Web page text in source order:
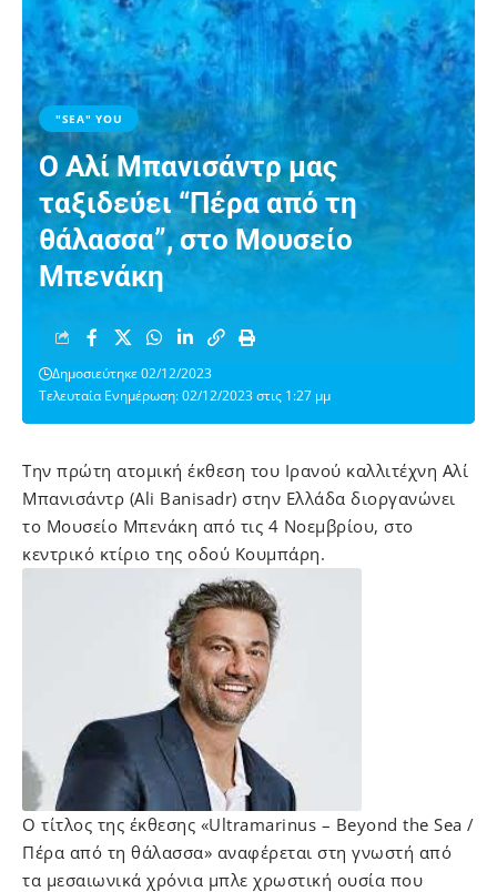
"SEA" YOU
Ο Αλί Μπανισάντρ μας
ταξιδεύει “Πέρα από τη
θάλασσα”, στο Μουσείο
Μπενάκη
Τελευταία Ενημέρωση: 02/12/2023 στις 1:27 μμ
Δημοσιεύτηκε 02/12/2023
Την πρώτη ατομική έκθεση του Ιρανού καλλιτέχνη Αλί
Μπανισάντρ (Ali Banisadr) στην Ελλάδα διοργανώνει
το Μουσείο Μπενάκη από τις 4 Νοεμβρίου, στο
κεντρικό κτίριο της οδού Κουμπάρη.
Ο τίτλος της έκθεσης «Ultramarinus – Beyond the Sea /
Πέρα από τη θάλασσα» αναφέρεται στη γνωστή από
τα μεσαιωνικά χρόνια μπλε χρωστική ουσία που